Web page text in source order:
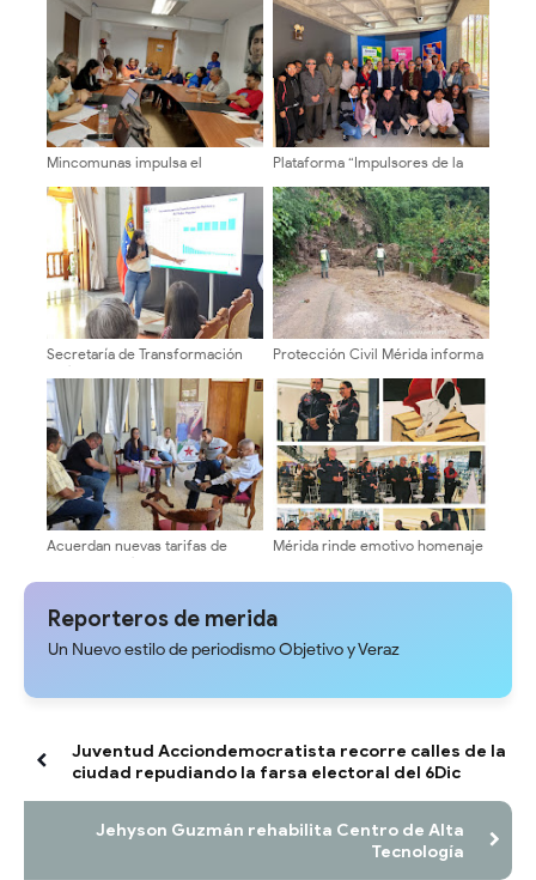
Mincomunas impulsa el
plan de actualización y atención
territorial
Plataforma “Impulsores de la
recorre facultades y escuelas
de la ULA
Secretaría de Transformación
Política evaluó gestión
semestral en Mérida
Protección Civil Mérida informa
Páramo
Acuerdan nuevas tarifas de
transporte público a partir del 1°
de agosto, 200Bs Urbano, 230Bs
Mérida rinde emotivo homenaje
en La Guaira
Reporteros de merida
Un Nuevo estilo de periodismo Objetivo y Veraz
Juventud Acciondemocratista recorre calles de la
ciudad repudiando la farsa electoral del 6Dic
Jehyson Guzmán rehabilita Centro de Alta
Tecnología